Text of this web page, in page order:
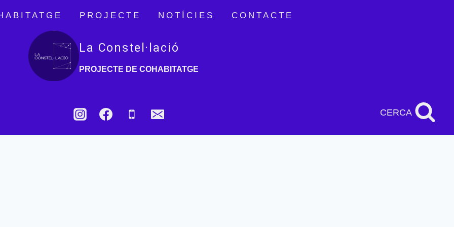
PROJECTE NOTÍCIES CONTACTE
La Constel·lació
PROJECTE DE COHABITATGE
CERCA